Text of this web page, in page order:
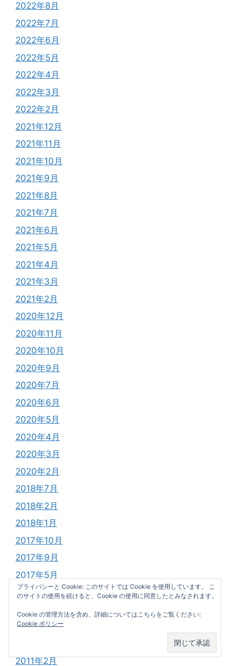
2022年8月
2022年7月
2022年6月
2022年5月
2022年4月
2022年3月
2022年2月
2021年12月
2021年11月
2021年10月
2021年9月
2021年8月
2021年7月
2021年6月
2021年5月
2021年4月
2021年3月
2021年2月
2020年12月
2020年11月
2020年10月
2020年9月
2020年7月
2020年6月
2020年5月
2020年4月
2020年3月
2020年2月
2018年7月
2018年2月
2018年1月
2017年10月
2017年9月
2017年5月
2011年6月
2011年5月
2011年4月
2011年2月
プライバシーと Cookie: このサイトでは Cookie を使用しています。 こ
のサイトの使用を続けると、Cookie の使用に同意したとみなされます。
Cookie の管理方法を含め、詳細についてはこちらをご覧ください:
Cookie ポリシー